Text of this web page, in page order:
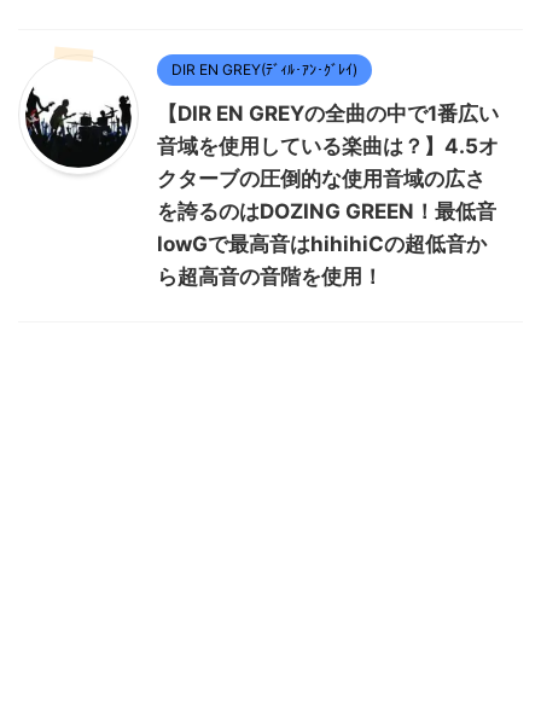
DIR EN GREY(ﾃﾞｨﾙ･ｱﾝ･ｸﾞﾚｲ)
【DIR EN GREYの全曲の中で1番広い
音域を使用している楽曲は？】4.5オ
クターブの圧倒的な使用音域の広さ
を誇るのはDOZING GREEN！最低音
lowGで最高音はhihihiCの超低音か
ら超高音の音階を使用！